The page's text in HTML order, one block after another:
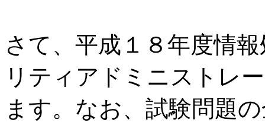
さて、平成１８年度情
リティアドミニストレ
ます。なお、試験問題